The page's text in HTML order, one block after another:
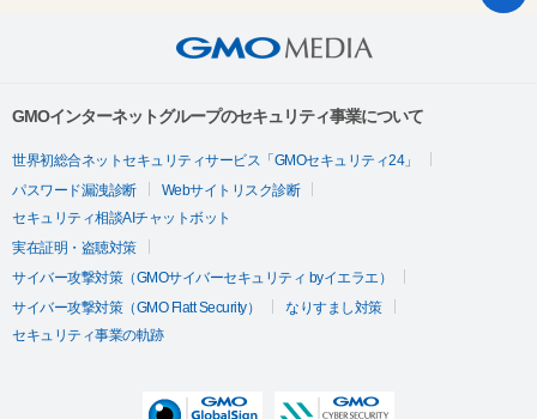
GMOインターネットグループのセキュリティ事業について
世界初総合ネットセキュリティサービス「GMOセキュリティ24」
パスワード漏洩診断
Webサイトリスク診断
セキュリティ相談AIチャットボット
実在証明・盗聴対策
サイバー攻撃対策（GMOサイバーセキュリティ byイエラエ）
サイバー攻撃対策（GMO Flatt Security）
なりすまし対策
セキュリティ事業の軌跡